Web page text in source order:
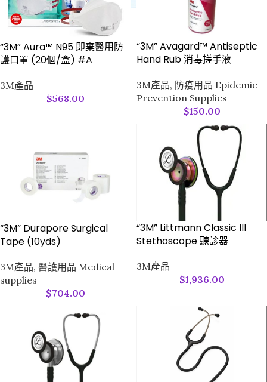
“3M” Aura™ N95 即棄醫用防
護口罩 (20個/盒) #A
3M產品
$568.00
“3M” Avagard™ Antiseptic
Hand Rub 消毒搓手液
3M產品, 防疫用品 Epidemic
Prevention Supplies
$150.00
“3M” Durapore Surgical
Tape (10yds)
3M產品, 醫護用品 Medical
supplies
$704.00
“3M” Littmann Classic III
Stethoscope 聽診器
3M產品
$1,936.00